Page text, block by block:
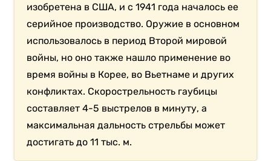
изобретена в США, и с 1941 года началось ее
серийное производство. Оружие в основном
использовалось в период Второй мировой
войны, но оно также нашло применение во
время войны в Корее, во Вьетнаме и других
конфликтах. Скорострельность гаубицы
составляет 4-5 выстрелов в минуту, а
максимальная дальность стрельбы может
достигать до 11 тыс. м.